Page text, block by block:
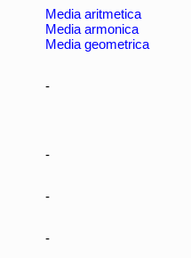
Media aritmetica
Media armonica
Media geometrica
-
-
-
-